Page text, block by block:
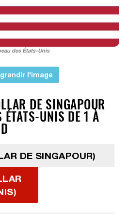
des États-Unis
l'image
DE SINGAPOUR
ÉTATS-UNIS DE 1 À
DE SINGAPOUR)